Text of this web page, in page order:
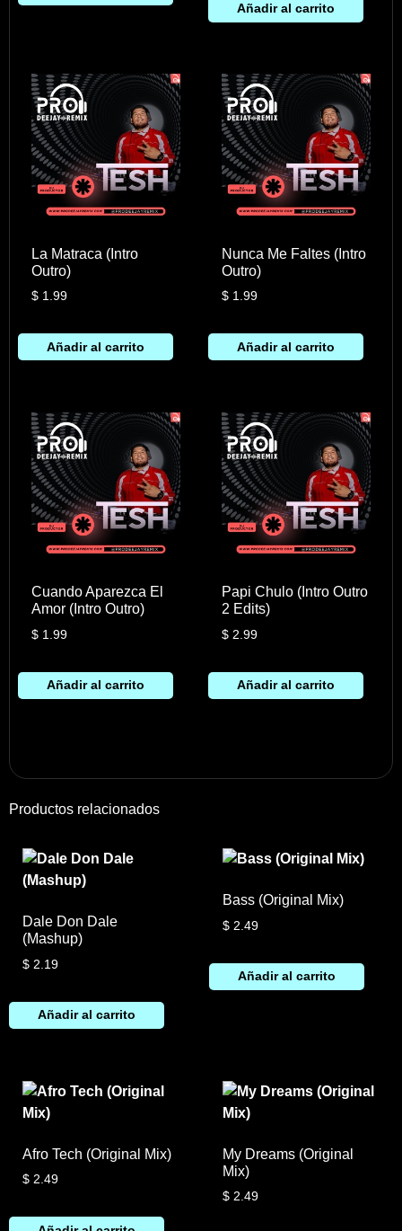
Añadir al carrito
La Matraca (Intro
Outro)
$1.99
Añadir al carrito
Nunca Me Faltes (Intro
Outro)
$ 1.99
Añadir al carrito
Cuando Aparezca El
Amor (Intro Outro)
$1.99
Añadir al carrito
Papi Chulo (Intro Outro
2 Edits)
$ 2.99
Añadir al carrito
Productos relacionados
Dale Don Dale
(Mashup)
$ 2.19
Añadir al carrito
Bass (Original Mix)
$2.49
Añadir al carrito
Afro Tech (Original Mix)
$ 2.49
My Dreams (Original
Mix)
$2.49